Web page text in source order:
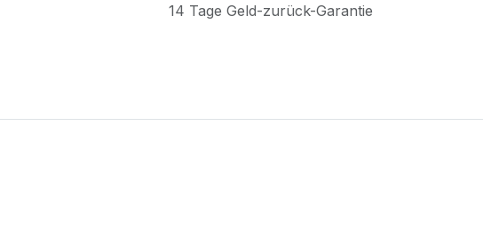
14 Tage Geld-zurück-Garantie